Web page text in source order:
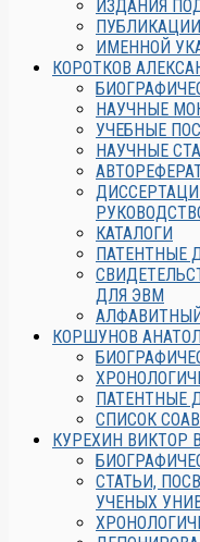
ИЗДАНИЯ
ИМЕННОЙ
КОРОТКОВ
НАУЧНЫЕ
УЧЕБНЫЕ
НАУЧНЫЕ
КАТАЛОГИ
ПАТЕНТНЫЕ
ДЛЯ ЭВМ
КОРШУНОВ
ПАТЕНТНЫЕ
СПИСОК
КУРЕХИН ВИКТОР
СТАТЬИ,
УЧЕНЫХ